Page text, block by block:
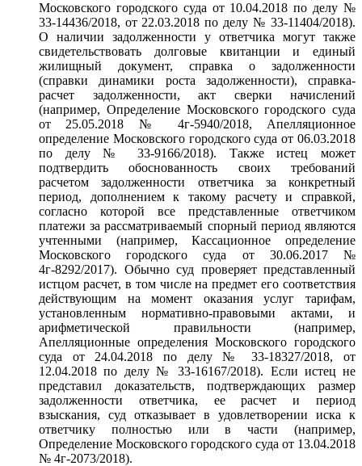
Московского городского суда от 10.04.2018 по делу №
33-14436/2018, от 22.03.2018 по делу № 33-11404/2018).
О наличии задолженности у ответчика могут также
свидетельствовать долговые квитанции и единый
жилищный документ, справка о задолженности
(справки динамики роста задолженности), справка-
расчет задолженности, акт сверки начислений
(например, Определение Московского городского суда
от 25.05.2018 № 4г-5940/2018, Апелляционное
определение Московского городского суда от 06.03.2018
по делу № 33-9166/2018). Также истец может
подтвердить обоснованность своих требований
расчетом задолженности ответчика за конкретный
период, дополнением к такому расчету и справкой,
согласно которой все представленные ответчиком
платежи за рассматриваемый спорный период являются
учтенными (например, Кассационное определение
Московского городского суда от 30.06.2017 №
4г-8292/2017). Обычно суд проверяет представленный
истцом расчет, в том числе на предмет его соответствия
действующим на момент оказания услуг тарифам,
установленным нормативно-правовыми актами, и
арифметической правильности (например,
Апелляционные определения Московского городского
суда от 24.04.2018 по делу № 33-18327/2018, от
12.04.2018 по делу № 33-16167/2018). Если истец не
представил доказательств, подтверждающих размер
задолженности ответчика, ее расчет и период
взыскания, суд отказывает в удовлетворении иска к
ответчику полностью или в части (например,
Определение Московского городского суда от 13.04.2018
№ 4г-2073/2018).